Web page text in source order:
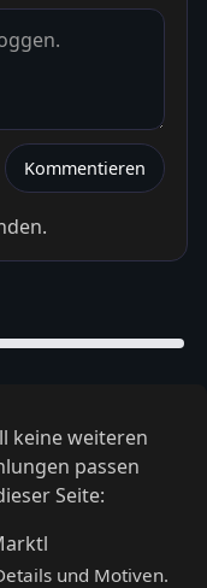
Kommentieren
keine weiteren
passen
Seite:
und Motiven.